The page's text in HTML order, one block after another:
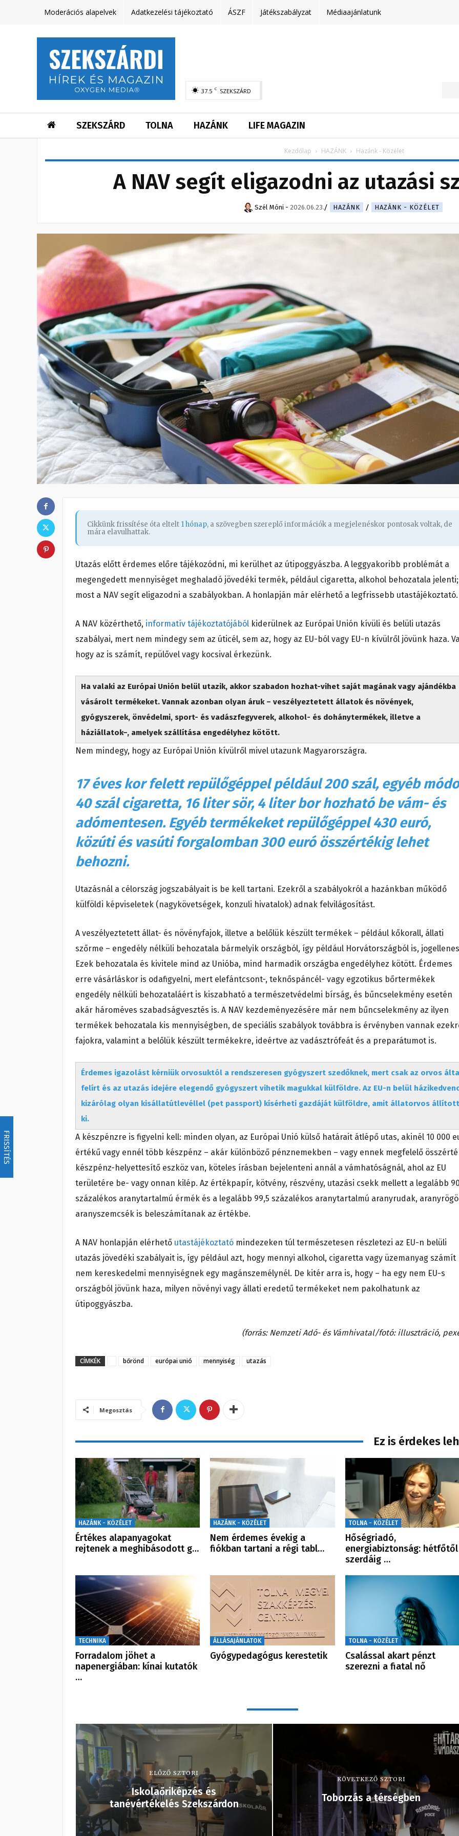
FRISSÍTÉS
Moderációs alapelvek Adatkezelési tájékoztató ÁSZF Játékszabályzat Médiaajánlatunk
37.5 C SZEKSZÁRD
SZEKSZÁRD TOLNA HAZÁNK LIFE MAGAZIN
Kezdőlap HAZÁNK Hazánk - Közélet
A NAV segít eligazodni az utazási
Szél Móni - 2026.06.23. HAZÁNK HAZÁNK - KÖZÉLET
Cikkünk frissítése óta eltelt 1 hónap, a szövegben szereplő információk a megjelenéskor pontosak voltak, de
mára elavulhattak.
Utazás előtt érdemes előre tájékozódni, mi kerülhet az útipoggyászba. A leggyakoribb problémát a
megengedett mennyiséget meghaladó jövedéki termék, például cigaretta, alkohol behozatala jelenti;
most a NAV segít eligazodni a szabályokban. A honlapján már elérhető a legfrissebb utastájékoztató.
A NAV közérthető, informatív tájékoztatójából kiderülnek az Európai Unión kívüli és belüli utazás
szabályai, mert nem mindegy sem az úticél, sem az, hogy az EU-ból vagy EU-n kívülről jövünk haza.
hogy az is számít, repülővel vagy kocsival érkezünk.
Ha valaki az Európai Unión belül utazik, akkor szabadon hozhat-vihet saját magának vagy ajándékba
vásárolt termékeket. Vannak azonban olyan áruk – veszélyeztetett állatok és növények,
gyógyszerek, önvédelmi, sport- és vadászfegyverek, alkohol- és dohánytermékek, illetve a
háziállatok–, amelyek szállítása engedélyhez kötött.
Nem mindegy, hogy az Európai Unión kívülről mivel utazunk Magyarországra.
17 éves kor felett repülőgéppel például 200 szál, egyéb
40 szál cigaretta, 16 liter sör, 4 liter bor hozható be vám- és
adómentesen. Egyéb termékeket repülőgéppel 430 euró,
közúti és vasúti forgalomban 300 euró összértékig lehet
behozni.
Utazásnál a célország jogszabályait is be kell tartani. Ezekről a szabályokról a hazánkban működő
külföldi képviseletek (nagykövetségek, konzuli hivatalok) adnak felvilágosítást.
A veszélyeztetett állat- és növényfajok, illetve a belőlük készült termékek – például kőkorall, állati
szőrme – engedély nélküli behozatala bármelyik országból, így például Horvátországból is,
Ezek behozatala és kivitele mind az Unióba, mind harmadik országba engedélyhez kötött. Érdemes
erre vásárláskor is odafigyelni, mert elefántcsont-, teknőspáncél- vagy egzotikus bőrtermékek
engedély nélküli behozataláért is kiszabható a természetvédelmi bírság, és bűncselekmény esetén
akár hároméves szabadságvesztés is. A NAV kezdeményezésére már nem bűncselekmény az ilyen
termékek behozatala kis mennyiségben, de speciális szabályok továbbra is érvényben vannak
fajokra, valamint a belőlük készült termékekre, ideértve az vadásztrófeát és a preparátumot is.
Érdemes igazolást kérniük orvosuktól a rendszeresen gyógyszert szedőknek, mert csak az orvos
felírt és az utazás idejére elegendő gyógyszert vihetik magukkal külföldre. Az EU-n belül
kizárólag olyan kisállatútlevéllel (pet passport) kísérheti gazdáját külföldre, amit állatorvos állított
ki.
A készpénzre is figyelni kell: minden olyan, az Európai Unió külső határait átlépő utas, akinél 10 000
értékű vagy ennél több készpénz – akár különböző pénznemekben – vagy ennek megfelelő
készpénz-helyettesítő eszköz van, köteles írásban bejelenteni annál a vámhatóságnál, ahol az EU
területére be- vagy onnan kilép. Az értékpapír, kötvény, részvény, utazási csekk mellett a legalább
százalékos aranytartalmú érmék és a legalább 99,5 százalékos aranytartalmú aranyrudak,
aranyszemcsék is beleszámítanak az értékbe.
A NAV honlapján elérhető utastájékoztató mindezeken túl természetesen részletezi az EU-n belüli
utazás jövedéki szabályait is, így például azt, hogy mennyi alkohol, cigaretta vagy üzemanyag számít
nem kereskedelmi mennyiségnek egy magánszemélynél. De kitér arra is, hogy – ha egy nem EU-s
országból jövünk haza, milyen növényi vagy állati eredetű termékeket nem pakolhatunk az
útipoggyászba.
(forrás: Nemzeti Adó- és Vámhivatal/fotó: illusztráció,
CÍMKÉK bőrönd európai unió mennyiség utazás
Megosztás
Ez is érdekes
HAZÁNK - KÖZÉLET
Értékes alapanyagokat
rejtenek a meghibásodott g…
HAZÁNK - KÖZÉLET
Nem érdemes évekig a
fiókban tartani a régi tabl…
TOLNA - KÖZÉLET
Hőségriadó,
energiabiztonság: hétfőtől
szerdáig …
TECHNIKA
Forradalom jöhet a
napenergiában: kínai kutatók
…
ÁLLÁSAJÁNLATOK
Gyógypedagógus kerestetik
TOLNA - KÖZÉLET
Csalással akart pénzt
szerezni a fiatal nő
ELŐZŐ SZTORI
Iskolaőriképzés és
tanévértékelés Szekszárdon
KÖVETKEZŐ SZTORI
Toborzás a térségben